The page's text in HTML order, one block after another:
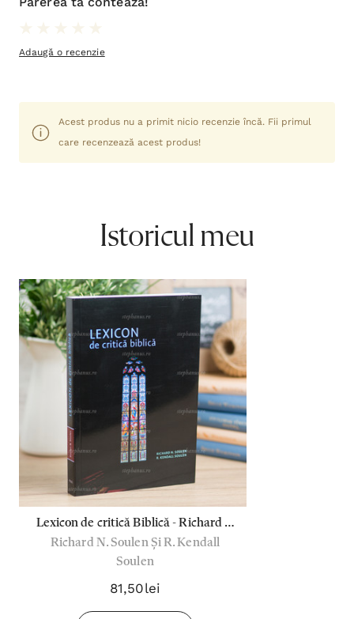
Adaugă o recenzie
Acest produs nu a primit nicio recenzie încă. Fii primul
care recenzează acest produs!
Istoricul meu
Lexicon de critică Biblică - Richard &
Kendall Soulen
Richard N. Soulen Și R. Kendall
Soulen
81,50lei